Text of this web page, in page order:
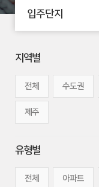
입주단지
지역별
전체 수도권
제주
유형별
전체 아파트